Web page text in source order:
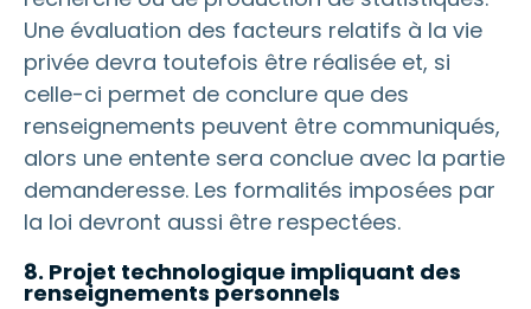
Une évaluation des facteurs relatifs à la vie
privée devra toutefois être réalisée et, si
celle-ci permet de conclure que des
renseignements peuvent être communiqués,
alors une entente sera conclue avec la partie
demanderesse. Les formalités imposées par
la loi devront aussi être respectées.
8. Projet technologique impliquant des
renseignements personnels